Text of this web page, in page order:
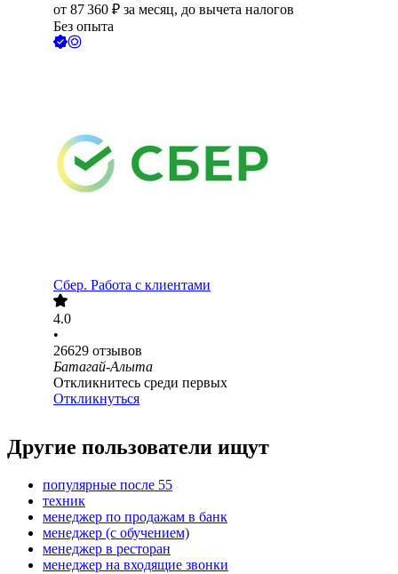
от 87 360 ₽ за месяц, до вычета налогов
Без опыта
Сбер. Работа с клиентами
4.0
•
26629 отзывов
Батагай-Алыта
Откликнитесь среди первых
Откликнуться
Другие пользователи ищут
популярные после 55
техник
менеджер по продажам в банк
менеджер (с обучением)
менеджер в ресторан
менеджер на входящие звонки